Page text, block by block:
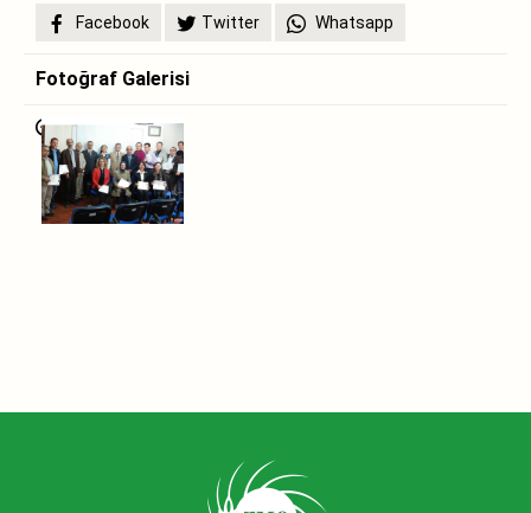
Facebook
Twitter Whatsapp
Fotoğraf Galerisi